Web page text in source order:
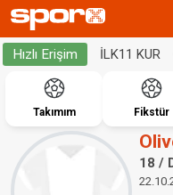
Hızlı Erişim İLK11 KUR
Takımım Fikstür
18 /